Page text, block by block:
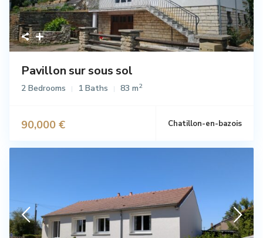
Pavillon sur sous sol
2 Bedrooms 1 Baths 83 m2
90,000 € Chatillon-en-bazois